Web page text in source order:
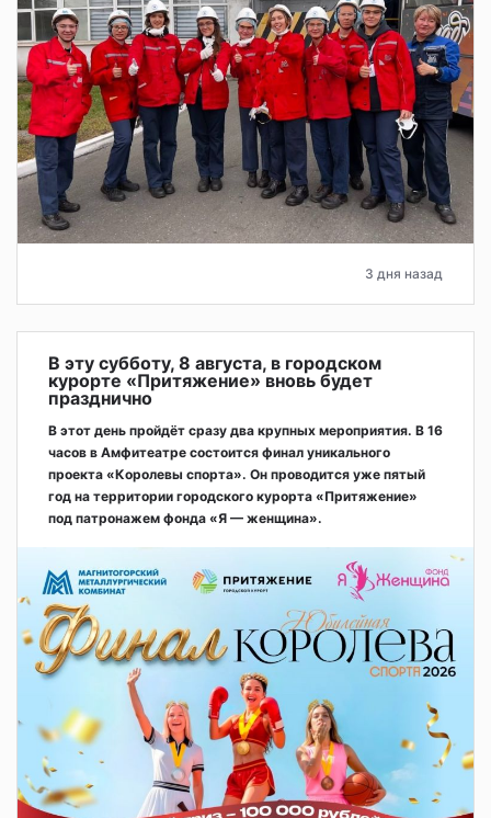
3 дня назад
В эту субботу, 8 августа, в городском
курорте «Притяжение» вновь будет
празднично
В этот день пройдёт сразу два крупных мероприятия. В 16
часов в Амфитеатре состоится финал уникального
проекта «Королевы спорта». Он проводится уже пятый
год на территории городского курорта «Притяжение»
под патронажем фонда «Я — женщина».